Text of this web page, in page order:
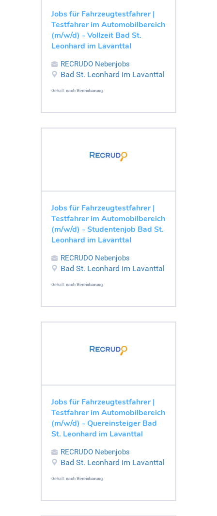
Jobs für Fahrzeugtestfahrer |
Testfahrer im Automobilbereich
(m/w/d) - Vollzeit Bad St.
Leonhard im Lavanttal
RECRUDO Nebenjobs
Bad St. Leonhard im Lavanttal
Gehalt: nach Vereinbarung
Jobs für Fahrzeugtestfahrer |
Testfahrer im Automobilbereich
(m/w/d) - Studentenjob Bad St.
Leonhard im Lavanttal
RECRUDO Nebenjobs
Bad St. Leonhard im Lavanttal
Gehalt: nach Vereinbarung
Jobs für Fahrzeugtestfahrer |
Testfahrer im Automobilbereich
(m/w/d) - Quereinsteiger Bad
St. Leonhard im Lavanttal
RECRUDO Nebenjobs
Bad St. Leonhard im Lavanttal
Gehalt: nach Vereinbarung